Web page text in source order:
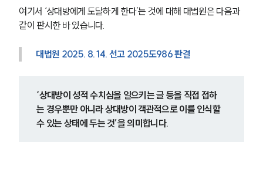
여기서 ‘상대방에게 도달하게 한다’는 것에 대해 대법원은 다음과
같이 판시한 바 있습니다.
대법원 2025. 8. 14. 선고 2025도986 판결
‘상대방이 성적 수치심을 일으키는 글 등을 직접 접하
는 경우뿐만 아니라 상대방이 객관적으로 이를 인식할
수 있는 상태에 두는 것’을 의미합니다.